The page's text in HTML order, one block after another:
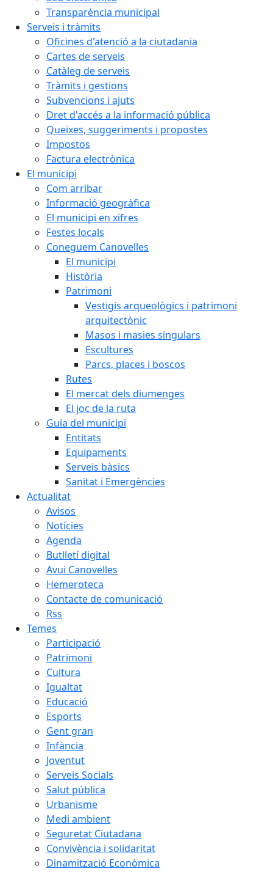
Transparència municipal
Serveis i tràmits
Oficines d'atenció a la ciutadania
Cartes de serveis
Catàleg de serveis
Tràmits i gestions
Subvencions i ajuts
Dret d'accés a la informació pública
Queixes, suggeriments i propostes
Impostos
Factura electrònica
El municipi
Com arribar
Informació geogràfica
El municipi en xifres
Festes locals
Coneguem Canovelles
El municipi
Història
Patrimoni
Vestigis arqueològics i patrimoni
arquitectònic
Masos i masies singulars
Escultures
Parcs, places i boscos
Rutes
El mercat dels diumenges
El joc de la ruta
Guia del municipi
Entitats
Equipaments
Serveis bàsics
Sanitat i Emergències
Actualitat
Avisos
Notícies
Agenda
Butlletí digital
Avui Canovelles
Hemeroteca
Contacte de comunicació
Rss
Temes
Participació
Patrimoni
Cultura
Igualtat
Educació
Esports
Gent gran
Infància
Joventut
Serveis Socials
Salut pública
Urbanisme
Medi ambient
Seguretat Ciutadana
Convivència i solidaritat
Dinamització Econòmica